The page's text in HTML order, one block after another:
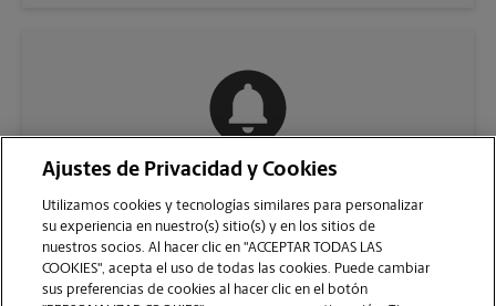
Ajustes de Privacidad y Cookies
Utilizamos cookies y tecnologías similares para personalizar
su experiencia en nuestro(s) sitio(s) y en los sitios de
nuestros socios. Al hacer clic en "ACCEPTAR TODAS LAS
COOKIES", acepta el uso de todas las cookies. Puede cambiar
sus preferencias de cookies al hacer clic en el botón